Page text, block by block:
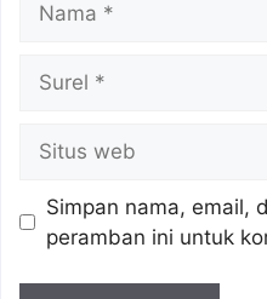
web
Simpan nama, email,
peramban ini untuk